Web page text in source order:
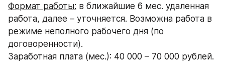
Формат работы: в ближайшие 6 мес. удаленная
работа, далее – уточняется. Возможна работа в
режиме неполного рабочего дня (по
договоренности).
Заработная плата (мес.): 40 000 – 70 000 рублей.